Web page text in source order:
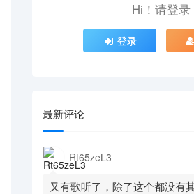
Hi！请登录
登录
最新评论
Rt65zeL3
又有歌听了，除了这个都没有